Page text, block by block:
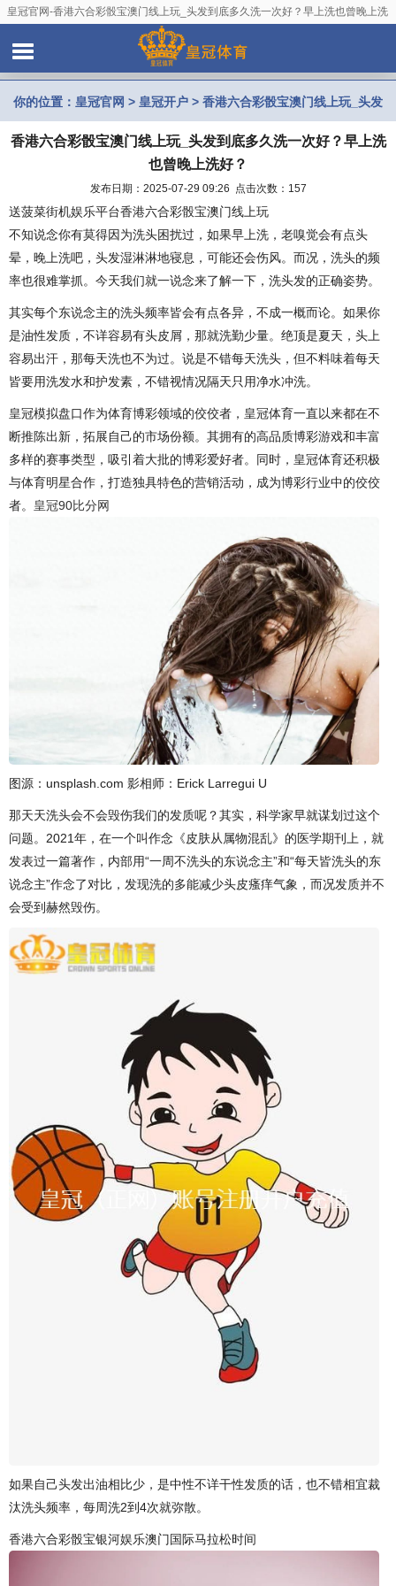
皇冠官网-香港六合彩骰宝澳门线上玩_头发到底多久洗一次好？早上洗也曾晚上洗
你的位置： 皇冠官网 > 皇冠开户 > 香港六合彩骰宝澳门线上玩_头发
到底多久洗一次好？早上洗也曾晚上洗好？
香港六合彩骰宝澳门线上玩_头发到底多久洗一次好？早上洗
也曾晚上洗好？
发布日期：2025-07-29 09:26 点击次数：157
送菠菜街机娱乐平台香港六合彩骰宝澳门线上玩
不知说念你有莫得因为洗头困扰过，如果早上洗，老嗅觉会有点头
晕，晚上洗吧，头发湿淋淋地寝息，可能还会伤风。而况，洗头的频
率也很难掌抓。今天我们就一说念来了解一下，洗头发的正确姿势。
其实每个东说念主的洗头频率皆会有点各异，不成一概而论。如果你
是油性发质，不详容易有头皮屑，那就洗勤少量。绝顶是夏天，头上
容易出汗，那每天洗也不为过。说是不错每天洗头，但不料味着每天
皆要用洗发水和护发素，不错视情况隔天只用净水冲洗。
皇冠模拟盘口作为体育博彩领域的佼佼者，皇冠体育一直以来都在不
断推陈出新，拓展自己的市场份额。其拥有的高品质博彩游戏和丰富
多样的赛事类型，吸引着大批的博彩爱好者。同时，皇冠体育还积极
与体育明星合作，打造独具特色的营销活动，成为博彩行业中的佼佼
者。 皇冠90比分网
图源：unsplash.com 影相师：Erick Larregui U
那天天洗头会不会毁伤我们的发质呢？其实，科学家早就谋划过这个
问题。2021年，在一个叫作念《皮肤从属物混乱》的医学期刊上，就
发表过一篇著作，内部用“一周不洗头的东说念主”和“每天皆洗头的东
说念主”作念了对比，发现洗的多能减少头皮瘙痒气象，而况发质并不
会受到赫然毁伤。
如果自己头发出油相比少，是中性不详干性发质的话，也不错相宜裁
汰洗头频率，每周洗2到4次就弥散。
香港六合彩骰宝银河娱乐澳门国际马拉松时间